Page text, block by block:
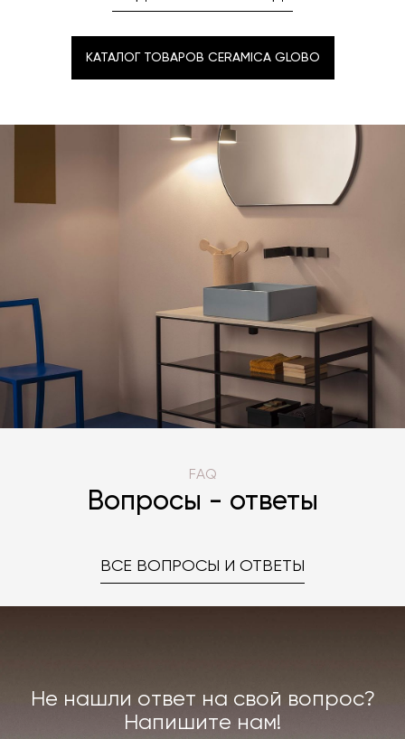
КАТАЛОГ ТОВАРОВ CERAMICA GLOBO
FAQ
Вопросы - ответы
ВСЕ ВОПРОСЫ И ОТВЕТЫ
Не нашли ответ на свой вопрос?
Напишите нам!